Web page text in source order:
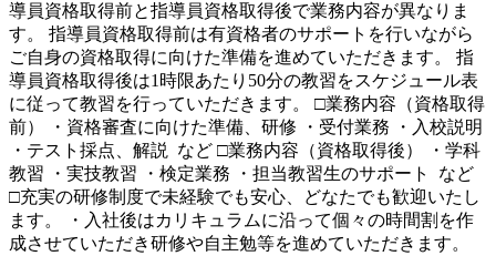
導員資格取得前と指導員資格取得後で業務内容が異なりま
す。 指導員資格取得前は有資格者のサポートを行いながら
ご自身の資格取得に向けた準備を進めていただきます。 指
導員資格取得後は1時限あたり50分の教習をスケジュール表
に従って教習を行っていただきます。 □業務内容（資格取得
前） ・資格審査に向けた準備、研修 ・受付業務 ・入校説明
・テスト採点、解説 など □業務内容（資格取得後） ・学科
教習 ・実技教習 ・検定業務 ・担当教習生のサポート など
□充実の研修制度で未経験でも安心、どなたでも歓迎いたし
ます。 ・入社後はカリキュラムに沿って個々の時間割を作
成させていただき研修や自主勉等を進めていただきます。